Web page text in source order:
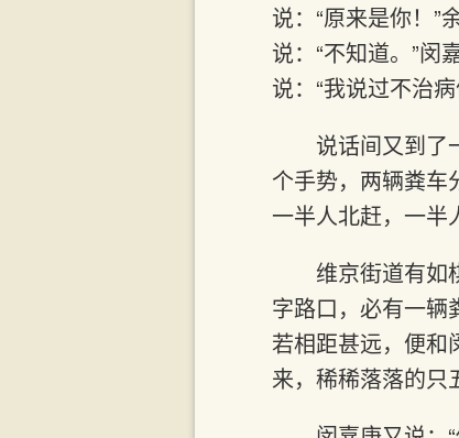
说：“原来是你！”
说：“不知道。”闵
说：“我说过不治
说话间又到了
个手势，两辆粪车
一半人北赶，一半
维京街道有如
字路口，必有一辆
若相距甚远，便和
来，稀稀落落的只